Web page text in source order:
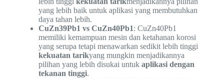
yang lebih baik untuk aplikasi yang membutuhkan
daya tahan lebih.
CuZn39Pb1 vs CuZn40Pb1: CuZn40Pb1
memiliki kemampuan mesin dan ketahanan korosi
yang serupa tetapi menawarkan sedikit lebih tinggi
kekuatan tarikyang mungkin menjadikannya
pilihan yang lebih disukai untuk aplikasi dengan
tekanan tinggi.